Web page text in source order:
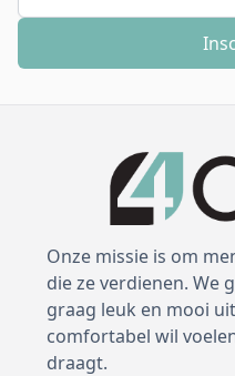
Onze missie is om
die ze verdienen. We
graag leuk en mooi
comfortabel wil
draagt.